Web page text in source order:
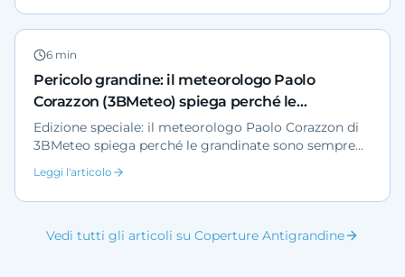
Cat Nat.
6 min
Pericolo grandine: il meteorologo Paolo
Corazzon (3BMeteo) spiega perché le
grandinate violente sono sempre più frequenti
Edizione speciale: il meteorologo Paolo Corazzon di
3BMeteo spiega perché le grandinate sono sempre
assicurazioni e come proteggere auto, flotte e
piazzali aziendali.
Leggi l'articolo
Vedi tutti gli articoli su Coperture Antigrandine